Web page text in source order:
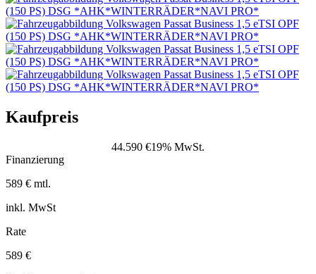
Kaufpreis
44.590 €19% MwSt.
Finanzierung
589 € mtl.
inkl. MwSt
Rate
589 €